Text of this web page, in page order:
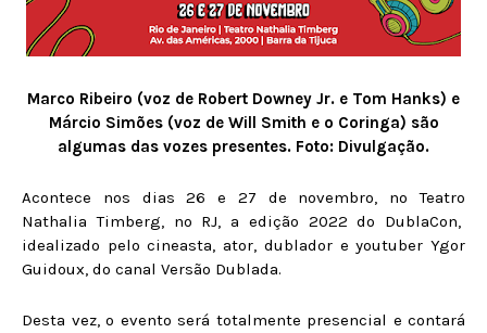
Marco Ribeiro (voz de Robert Downey Jr. e Tom Hanks) e
Márcio Simões (voz de Will Smith e o Coringa) são
algumas das vozes presentes. Foto: Divulgação.
Acontece nos dias 26 e 27 de novembro, no Teatro
Nathalia Timberg, no RJ, a edição 2022 do DublaCon,
idealizado pelo cineasta, ator, dublador e youtuber Ygor
Guidoux, do canal Versão Dublada.
Desta vez, o evento será totalmente presencial e contará